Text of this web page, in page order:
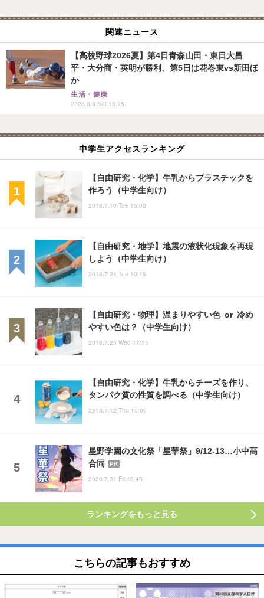
関連ニュース
【高校野球2026夏】第4日青森山田・東日大昌
平・大分商・英明が勝利、第5日は花巻東vs新田ほ
か
生活・健康
2026.8.8 Sat 15:15
中学生アクセスランキング
【自由研究・化学】牛乳からプラスチックを
作ろう（中学生向け）
2018.7.10 Tue 15:00
【自由研究・地学】地震の液状化現象を再現
しよう（中学生向け）
2018.7.24 Tue 10:15
【自由研究・物理】温まりやすい色 or 冷め
やすい色は？（中学生向け）
2018.7.25 Wed 17:15
【自由研究・化学】牛乳からチーズを作り、
タンパク質の性質を調べる（中学生向け）
2018.7.12 Thu 15:00
星野学園の文化祭「星華祭」9/12-13…小中高
合同
PR
2026.7.31 Fri 16:45
ランキングをもっと見る
こちらの記事もおすすめ